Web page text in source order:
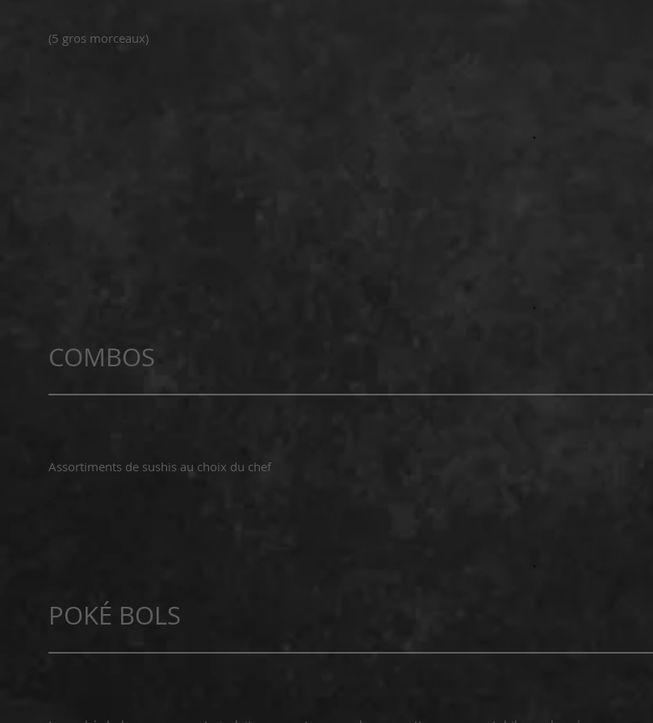
(5 gros morceaux)
COMBOS
Assortiments de sushis au choix du chef
POKÉ BOLS